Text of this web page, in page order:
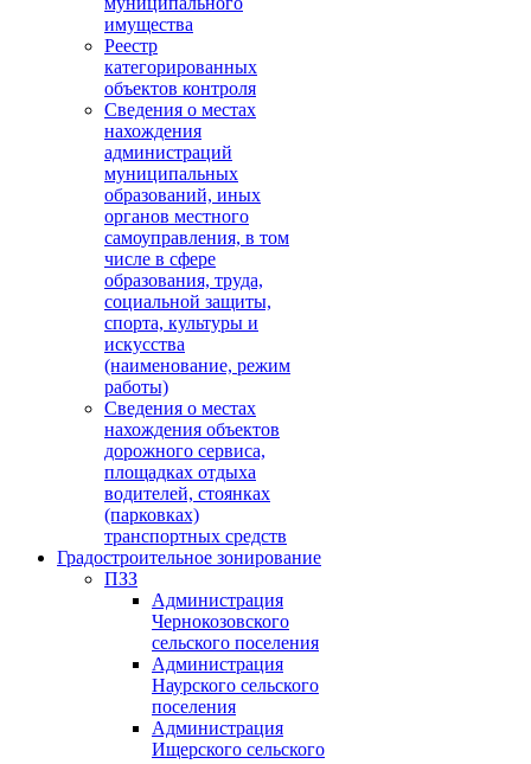
имущества
Реестр
категорированных
объектов контроля
Сведения о местах
нахождения
администраций
муниципальных
образований, иных
органов местного
самоуправления, в том
числе в сфере
образования, труда,
социальной защиты,
спорта, культуры и
искусства
(наименование, режим
работы)
Сведения о местах
нахождения объектов
дорожного сервиса,
площадках отдыха
водителей, стоянках
(парковках)
транспортных средств
Градостроительное зонирование
ПЗЗ
Администрация
Чернокозовского
сельского поселения
Администрация
Наурского сельского
поселения
Администрация
Ищерского сельского